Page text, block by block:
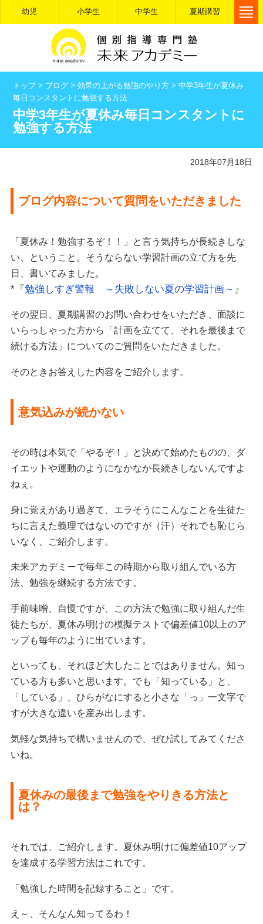
幼児 小学生 中学生 夏期講習
トップ> ブログ >効果の上がる勉強のやり方 >中学3年生が夏休み
毎日コンスタントに勉強する方法
中学3年生が夏休み毎日コンスタントに
勉強する方法
2018年07月18日
ブログ内容について質問をいただきました
「夏休み！勉強するぞ！！」と言う気持ちが長続きしな
い、ということ。そうならない学習計画の立て方を先
日、書いてみました。
*『勉強しすぎ警報 ～失敗しない夏の学習計画～ 』
その翌日、夏期講習のお問い合わせをいただき、面談に
いらっしゃった方から「計画を立てて、それを最後まで
続ける方法」についてのご質問をいただきました。
そのときお答えした内容をご紹介します。
意気込みが続かない
その時は本気で「やるぞ！」と決めて始めたものの、ダ
イエットや運動のようになかなか長続きしないんですよ
ねぇ。
身に覚えがあり過ぎて、エラそうにこんなことを生徒た
ちに言えた義理ではないのですが（汗）それでも恥じら
いなく、ご紹介します。
未来アカデミーで毎年この時期から取り組んでいる方
法、勉強を継続する方法です。
手前味噌、自慢ですが、この方法で勉強に取り組んだ生
徒たちが、夏休み明けの模擬テストで偏差値10以上のア
ップも毎年のように出ています。
といっても、それほど大したことではありません。知っ
ている方も多いと思います。でも「知っている」と、
「している」、ひらがなにすると小さな「っ」一文字で
すが大きな違いを産み出します。
気軽な気持ちで構いませんので、ぜひ試してみてくださ
いね。
夏休みの最後まで勉強をやりきる方法と
は？
それでは、ご紹介します。夏休み明けに偏差値10アップ
を達成する学習方法はこれです。
「勉強した時間を記録すること」です。
え～、そんなん知ってるわ！